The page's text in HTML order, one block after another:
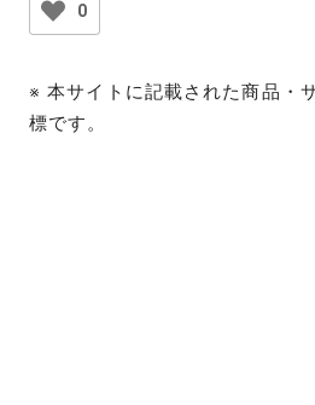
0
※ 本サイトに記載された商品・
標です。